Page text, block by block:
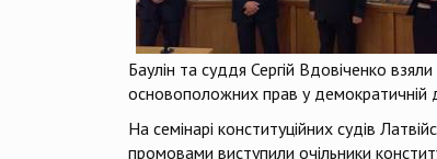
Баулін та суддя Сергій Вдовіченко
основоположних прав у демократичній
На семінарі конституційних судів
промовами виступили очільники